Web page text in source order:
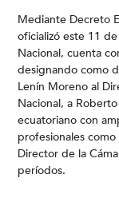
Mediante Decreto
oficializó este 11
Nacional, cuenta
designando como
Lenín Moreno al
Nacional, a
ecuatoriano con
profesionales
Director de la
períodos.